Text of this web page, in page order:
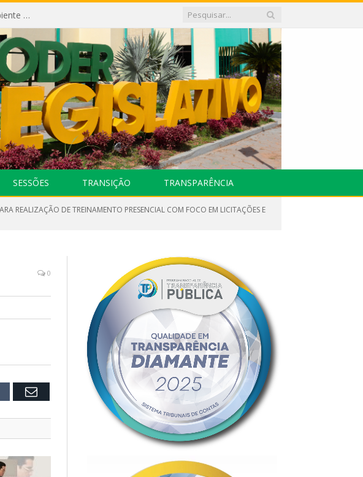
Câmara recebe palestra da Secretária Municipal de Meio Ambiente sobre as ações da “SEMANA DO MEIO AMBIENTE”
SESSÕES TRANSIÇÃO TRANSPARÊNCIA
REALIZAÇÃO DE TREINAMENTO PRESENCIAL COM FOCO EM LICITAÇÕES E
0
Email